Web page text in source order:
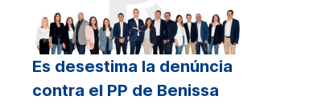
Es desestima la denúncia
contra el PP de Benissa